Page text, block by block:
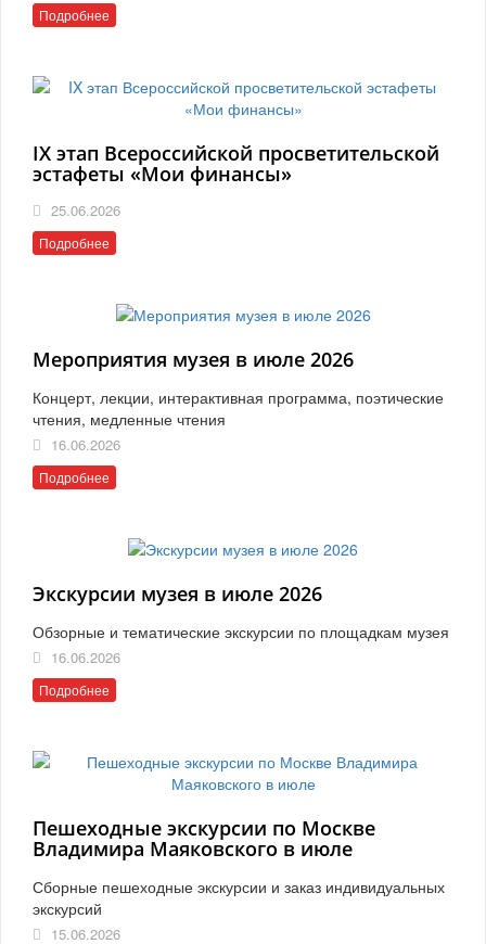
Подробнее
IX этап Всероссийской просветительской
эстафеты «Мои финансы»
25.06.2026
Подробнее
Мероприятия музея в июле 2026
Концерт, лекции, интерактивная программа, поэтические
чтения, медленные чтения
16.06.2026
Подробнее
Экскурсии музея в июле 2026
Обзорные и тематические экскурсии по площадкам музея
16.06.2026
Подробнее
Пешеходные экскурсии по Москве
Владимира Маяковского в июле
Сборные пешеходные экскурсии и заказ индивидуальных
экскурсий
15.06.2026